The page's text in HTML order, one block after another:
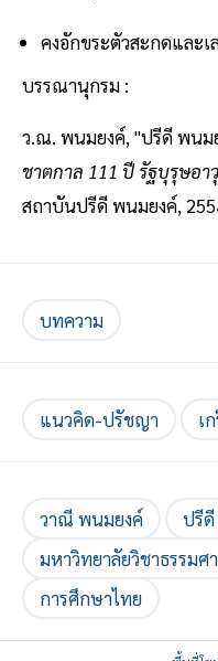
คงอักขระตัวสะกดและ
บรรณานุกรม :
ว.ณ. พนมยงค์, "ปรีดี พนม
ชาตกาล 111 ปี รัฐบุรุษอา
สถาบันปรีดี พนมยงค์,
บทความ
แนวคิด-ปรัชญา เ
วาณี พนมยงค์ ปรี
มหาวิทยาลัยวิชาธรรมศ
การศึกษาไทย